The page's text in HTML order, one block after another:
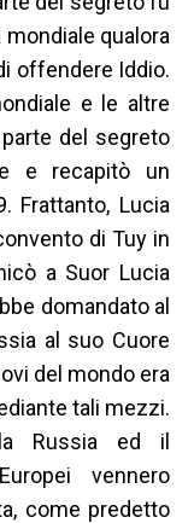
qualora
offendere Iddio.
e le altre
del segreto
e recapitò un
Frattanto, Lucia
di Tuy in
a Suor Lucia
domandato al
al suo Cuore
del mondo era
tali mezzi.
Russia ed il
vennero
come predetto